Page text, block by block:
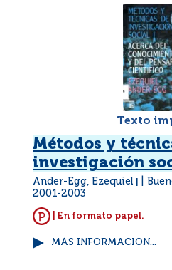
Texto
Métodos y
investigación
Ander-Egg, Ezequiel
2001-2003
| En formato papel.
MÁS INFORMACIÓN...